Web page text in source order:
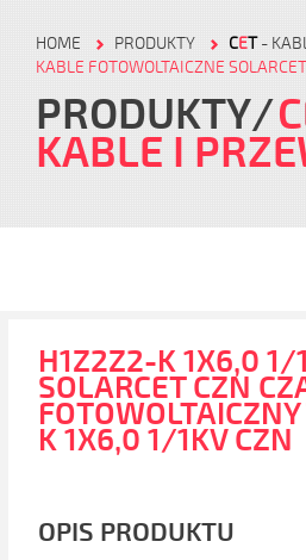
HOME PRODUKTY CET-
KABLE FOTOWOLTAICZNE SOLARCET
PRODUKTY C
KABLE I
H1Z2Z2-K 1X6,0 1/
SOLARCET CZN
K 1X6,0 1/1KV CZN
OPIS PRODUKTU